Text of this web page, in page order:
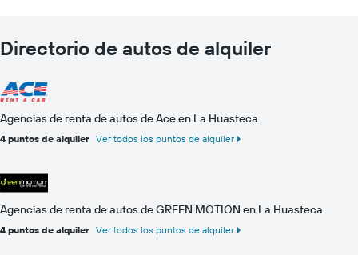
Directorio de autos de alquiler
Agencias de renta de autos de Ace en La Huasteca
4 puntos de alquiler Ver todos los puntos de alquiler
Agencias de renta de autos de GREEN MOTION en La Huasteca
4 puntos de alquiler Ver todos los puntos de alquiler